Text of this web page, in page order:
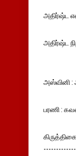
அதிர்ஷ்ட
அதிர்ஷ்ட
அஸ்வினி :
பரணி :